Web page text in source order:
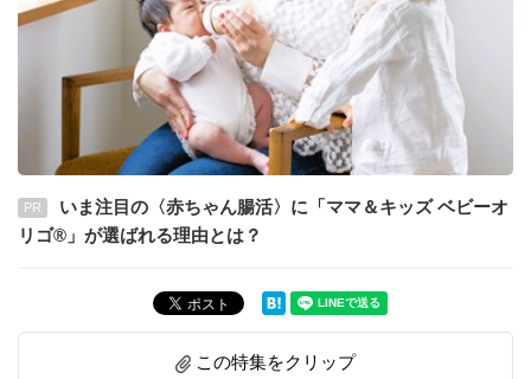
PR
いま注目の〈赤ちゃん腸活〉に「ママ＆キッズ ベビーオ
リゴ®」が選ばれる理由とは？
この特集をクリップ